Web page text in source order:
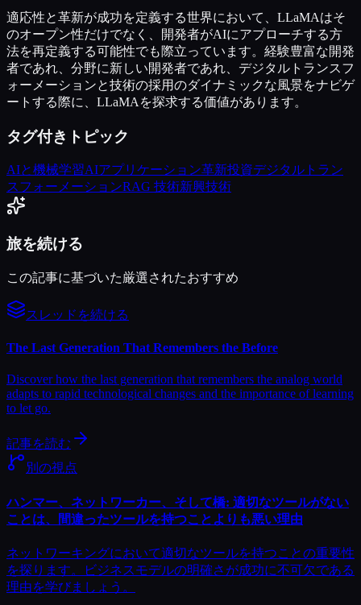
適応性と革新が成功を定義する世界において、LLaMAはそ
のオープン性だけでなく、開発者がAIにアプローチする方
法を再定義する可能性でも際立っています。経験豊富な開発
者であれ、分野に新しい開発者であれ、デジタルトランスフ
ォーメーションと技術の採用のダイナミックな風景をナビゲ
ートする際に、LLaMAを探求する価値があります。
タグ付きトピック
AIと機械学習AIアプリケーション革新投資デジタルトラン
スフォーメーションRAG 技術新興技術
旅を続ける
この記事に基づいた厳選されたおすすめ
スレッドを続ける
The Last Generation That Remembers the Before
Discover how the last generation that remembers the analog world
adapts to rapid technological changes and the importance of learning
to let go.
記事を読む
別の視点
ハンマー、ネットワーカー、そして橋: 適切なツールがない
ことは、間違ったツールを持つことよりも悪い理由
ネットワーキングにおいて適切なツールを持つことの重要性
を探ります。ビジネスモデルの明確さが成功に不可欠である
理由を学びましょう。